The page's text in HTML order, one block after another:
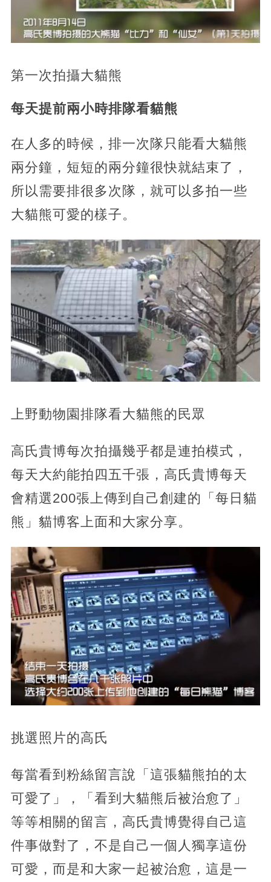
第一次拍攝大貓熊
每天提前兩小時排隊看貓熊
在人多的時候，排一次隊只能看大貓熊
兩分鐘，短短的兩分鐘很快就結束了，
所以需要排很多次隊，就可以多拍一些
大貓熊可愛的樣子。
上野動物園排隊看大貓熊的民眾
高氏貴博每次拍攝幾乎都是連拍模式，
每天大約能拍四五千張，高氏貴博每天
會精選200張上傳到自己創建的「每日貓
熊」貓博客上面和大家分享。
挑選照片的高氏
每當看到粉絲留言說「這張貓熊拍的太
可愛了」，「看到大貓熊后被治愈了」
等等相關的留言，高氏貴博覺得自己這
件事做對了，不是自己一個人獨享這份
可愛，而是和大家一起被治愈，這是一